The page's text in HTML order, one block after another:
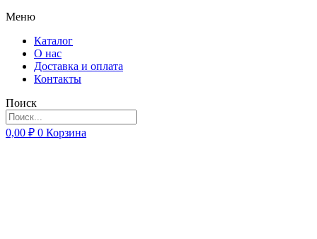
Меню
Каталог
О нас
Доставка и оплата
Контакты
Поиск
0,00 ₽ 0 Корзина